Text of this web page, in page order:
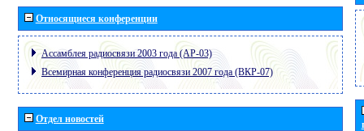
Относящиеся конференции
Ассамблея радиосвязи 2003 года (АР-03)
Всемирная конференция радиосвязи 2007 года (ВКР-07)
Отдел новостей